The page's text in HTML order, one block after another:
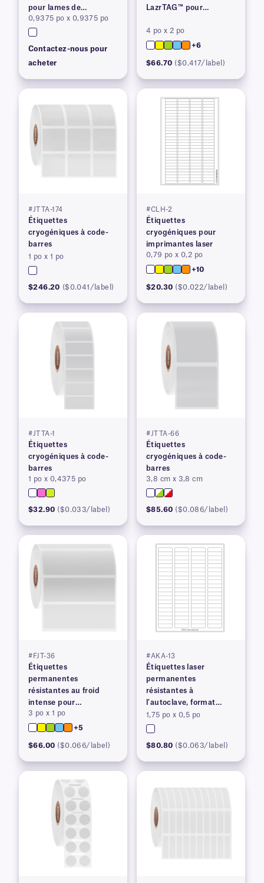
pour lames de
microscope
0,9375 po x 0,9375 po
Contactez-nous pour
acheter
LazrTAG™ pour
4 po x 2 po
+6
$66.70 ($0.417/label)
#JTTA-174
Étiquettes
cryogéniques à code-
barres
1 po x 1 po
$246.20 ($0.041/label)
#CLH-2
Étiquettes
cryogéniques pour
imprimantes laser
0,79 po x 0,2 po
+10
$20.30 ($0.022/label)
#JTTA-1
Étiquettes
cryogéniques à code-
barres
1 po x 0,4375 po
$32.90 ($0.033/label)
#JTTA-66
Étiquettes
cryogéniques à code-
barres
3,8 cm x 3,8 cm
$85.60 ($0.086/label)
#FJT-36
Étiquettes
permanentes
résistantes au froid
intense pour
imprimantes à transfert
thermique
3 po x 1 po
+5
$66.00 ($0.066/label)
#AKA-13
Étiquettes laser
permanentes
résistantes à
l'autoclave, format
lettre américain
1,75 po x 0,5 po
$80.80 ($0.063/label)